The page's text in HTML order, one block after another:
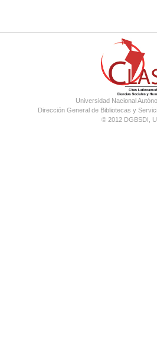
Universidad Nacional
Dirección General de Bibliotecas y
© 2012 DGBSDI,